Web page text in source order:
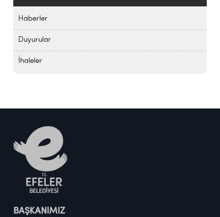
Haberler
Duyurular
İhaleler
BAŞKANIMIZ